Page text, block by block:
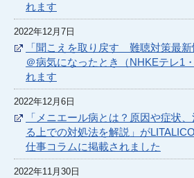
れます
2022年12月7日
「聞こえを取り戻す 難聴対策最
＠病気になったとき（NHKEテレ1
れます
2022年12月6日
「メニエール病とは？原因や症状
る上での対処法を解説」が
仕事コラムに掲載されました
2022年11月30日